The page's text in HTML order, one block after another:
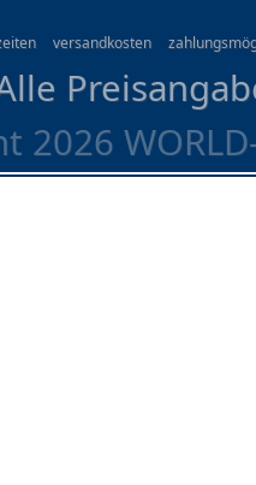
versandkosten
2026